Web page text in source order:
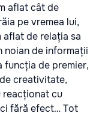
aflat cât de
pe vremea lui,
aflat de relația sa
noian de informații
funcția de premier,
creativitate,
reacționat cu
fără efect… Tot